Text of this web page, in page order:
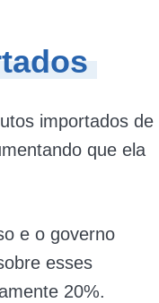
importados de
que ela
e o governo
esses
20%.